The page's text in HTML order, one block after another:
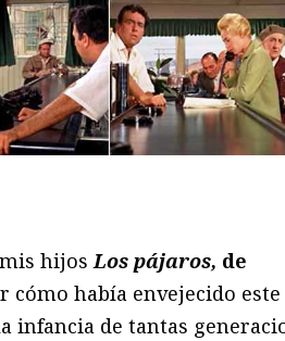
mis hijosLos pájaros, de
cómo había envejecido este
infancia de tantas